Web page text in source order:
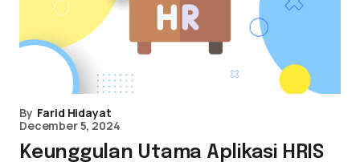
By Farid Hidayat
December 5, 2024
Keunggulan Utama Aplikasi HRIS